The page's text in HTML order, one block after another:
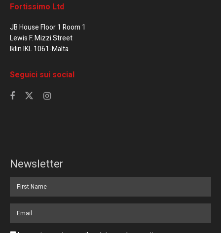
Fortissimo Ltd
JB House Floor 1 Room 1
Lewis F. Mizzi Street
Iklin IKL 1061-Malta
Seguici sui social
Newsletter